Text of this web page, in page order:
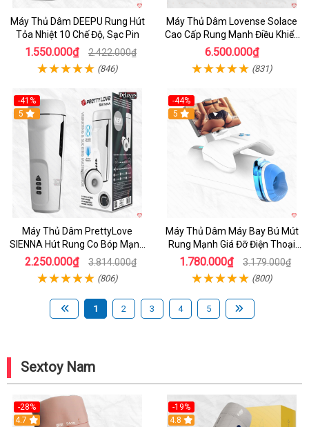
Máy Thủ Dâm DEEPU Rung Hút
Tỏa Nhiệt 10 Chế Độ, Sạc Pin
1.550.000₫ 2.422.000₫
(846)
Máy Thủ Dâm Lovense Solace
Cao Cấp Rung Mạnh Điều Khiển
App
6.500.000₫
(831)
-41%
Hot
5
Máy Thủ Dâm PrettyLove
SIENNA Hút Rung Co Bóp Mạnh
Mẽ Nam
2.250.000₫ 3.814.000₫
(806)
-44%
Hot
5
Máy Thủ Dâm Máy Bay Bú Mút
Rung Mạnh Giá Đỡ Điện Thoại
Chính Hãng
1.780.000₫ 3.179.000₫
(800)
1 2 3 4 5
Sextoy Nam
-28%
4.7
-19%
Hot
4.8